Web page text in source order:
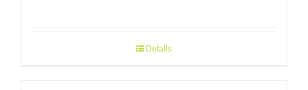
Details